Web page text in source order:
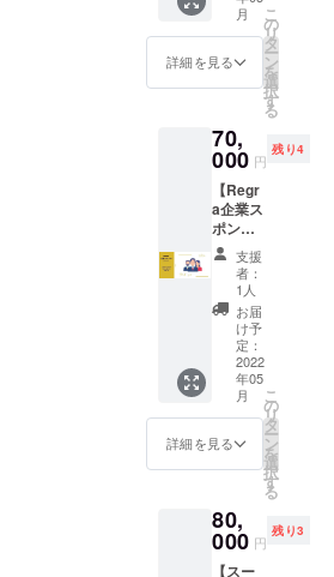
絡させ
て頂き
・レン
タルに
や宿泊
費等は
別途頂
戴いた
しま
す。 ・
法令、
公序良
俗に反
する行
為はお
断りさ
せて頂
きま
す。 ・
する際
は、公
いさせ
て頂き
ます。
トにつ
いての1
度目の
相談期
2022年
4月）の
間で行
わさせ
て頂き
ます。
▼注意
・今回
Regra
の靴下
に入れ
られる
訳では
ありま
で、ご
注意下
欄にお
名前
（漢字/
に置い
て頂け
れば、
事を作
成させ
て頂き
ます。
・有効
期間は
（2022
年5月〜
2023年
4月）の
1年間と
させて
頂きま
す。 ・
備考欄
に、法
人・企
入を宜
しくお
願い致
ボン、
靴を一
緒に買
いに行
きま
好きな
色の靴
下一足
付き ③
ファッ
ション
に関す
る相談
を全般
個人に
て受け
付けま
す。
（期間
は3ヶ月
間） ④
全5回の
修開催
▼詳細
・髪
月
詳細を見る
こ
の
リ
タ
ー
ン
を
選
択
す
る
70,
000 円
残り4
【Regr
a企業ス
ポン
サー】
▼内容
靴下ブ
ラン
ド"Reg
ra（リ
ラ）"の
企業ス
ポン
サー企
業とし
て下記
スを提
供しま
す。
支援
者：
1人
お届
け予
定：
2022
年05
月
詳細を見る
こ
の
リ
タ
ー
ン
を
選
択
す
る
80,
000 円
残り3
【スー